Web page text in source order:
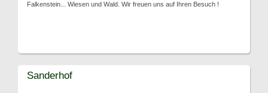
Falkenstein... Wiesen und Wald. Wir freuen uns auf Ihren Besuch !
Sanderhof